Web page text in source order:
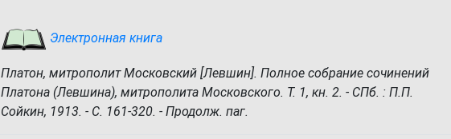
Электронная книга
Платон, митрополит Московский [Левшин]. Полное собрание сочинений
Платона (Левшина), митрополита Московского. Т. 1, кн. 2. - СПб. : П.П.
Сойкин, 1913. - С. 161-320. - Продолж. паг.